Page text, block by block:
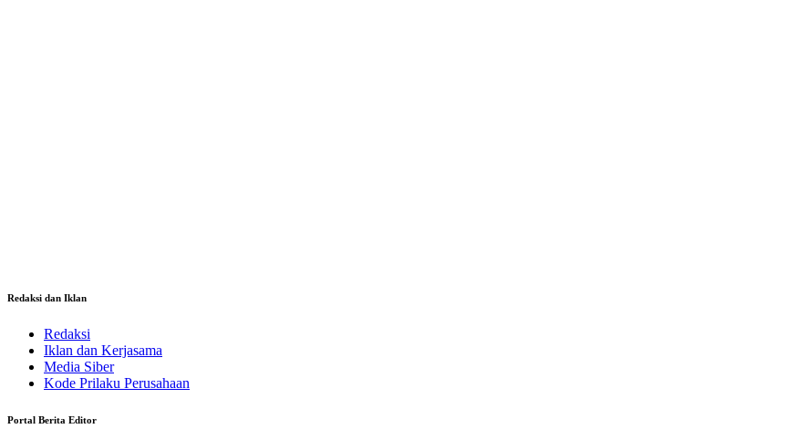
Redaksi dan Iklan
Redaksi
Iklan dan Kerjasama
Media Siber
Kode Prilaku Perusahaan
Portal Berita Editor